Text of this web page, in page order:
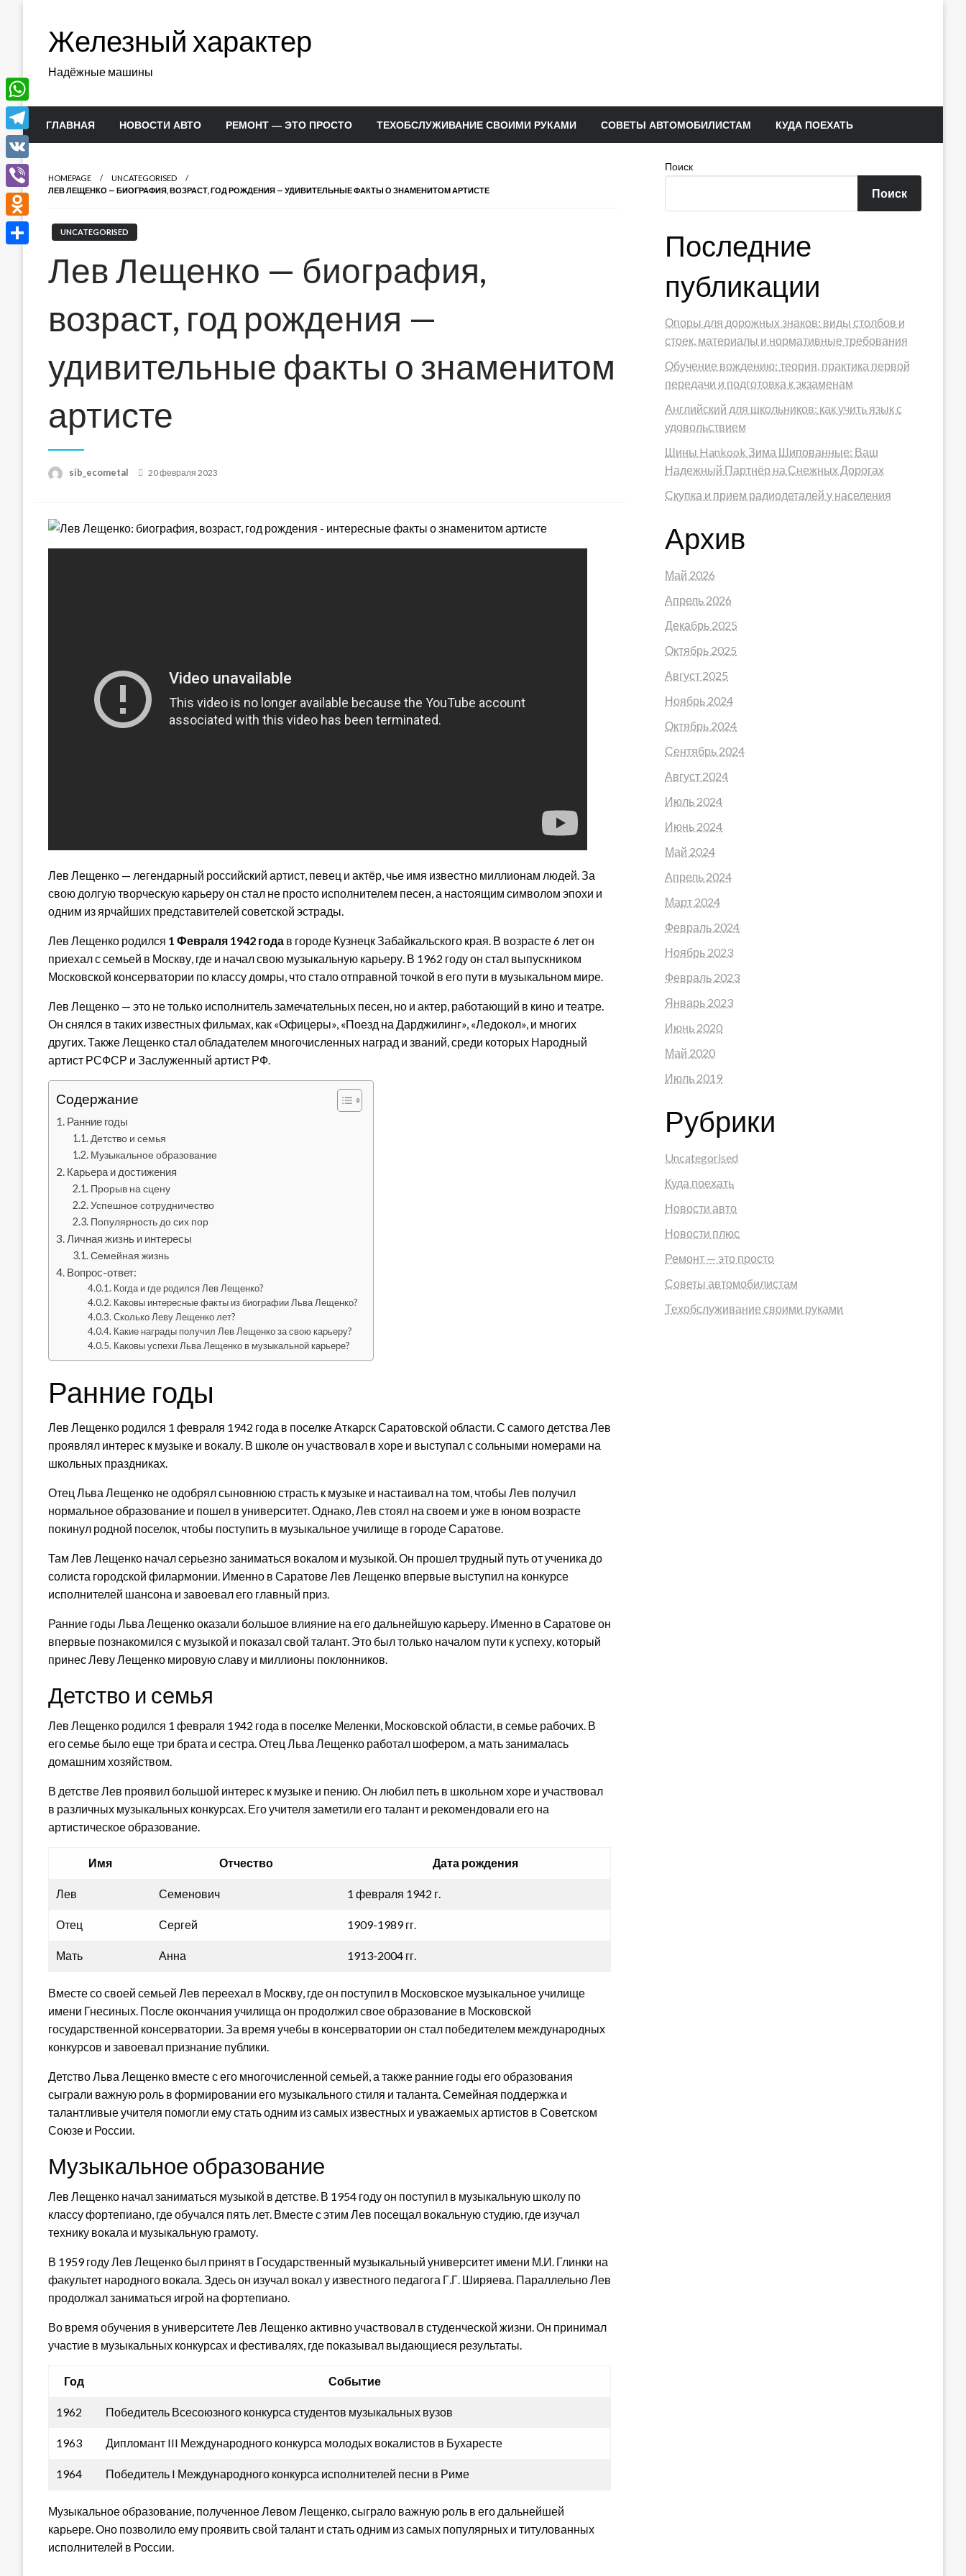
содержимомуЖелезный характер
Надёжные машины
ГЛАВНАЯ НОВОСТИ АВТО РЕМОНТ — ЭТО ПРОСТО ТЕХОБСЛУЖИВАНИЕ СВОИМИ РУКАМИ СОВЕТЫ АВТОМОБИЛИСТАМ КУДА ПОЕХАТЬ
HOMEPAGE
UNCATEGORISED
ЛЕВ ЛЕЩЕНКО — БИОГРАФИЯ, ВОЗРАСТ, ГОД РОЖДЕНИЯ — УДИВИТЕЛЬНЫЕ ФАКТЫ О ЗНАМЕНИТОМ АРТИСТЕ
UNCATEGORISED
Лев Лещенко — биография,
возраст, год рождения —
удивительные факты о знаменитом
артисте
sib_ecometal
Posted
20 февраля 2023
Лев Лещенко — легендарный российский артист, певец и актёр, чье имя известно миллионам людей. За
свою долгую творческую карьеру он стал не просто исполнителем песен, а настоящим символом эпохи и
одним из ярчайших представителей советской эстрады.
Лев Лещенко родился 1 Февраля 1942 года в городе Кузнецк Забайкальского края. В возрасте 6 лет он
приехал с семьей в Москву, где и начал свою музыкальную карьеру. В 1962 году он стал выпускником
Московской консерватории по классу домры, что стало отправной точкой в его пути в музыкальном мире.
Лев Лещенко — это не только исполнитель замечательных песен, но и актер, работающий в кино и театре.
Он снялся в таких известных фильмах, как «Офицеры», «Поезд на Дарджилинг», «Ледокол», и многих
других. Также Лещенко стал обладателем многочисленных наград и званий, среди которых Народный
артист РСФСР и Заслуженный артист РФ.
Содержание
Ранние годы
Детство и семья
Музыкальное образование
Карьера и достижения
Прорыв на сцену
Успешное сотрудничество
Популярность до сих пор
Личная жизнь и интересы
Семейная жизнь
Вопрос-ответ:
Когда и где родился Лев Лещенко?
Каковы интересные факты из биографии Льва Лещенко?
Сколько Леву Лещенко лет?
Какие награды получил Лев Лещенко за свою карьеру?
Каковы успехи Льва Лещенко в музыкальной карьере?
Ранние годы
Лев Лещенко родился 1 февраля 1942 года в поселке Аткарск Саратовской области. С самого детства Лев
проявлял интерес к музыке и вокалу. В школе он участвовал в хоре и выступал с сольными номерами на
школьных праздниках.
Отец Льва Лещенко не одобрял сыновнюю страсть к музыке и настаивал на том, чтобы Лев получил
нормальное образование и пошел в университет. Однако, Лев стоял на своем и уже в юном возрасте
покинул родной поселок, чтобы поступить в музыкальное училище в городе Саратове.
Там Лев Лещенко начал серьезно заниматься вокалом и музыкой. Он прошел трудный путь от ученика до
солиста городской филармонии. Именно в Саратове Лев Лещенко впервые выступил на конкурсе
исполнителей шансона и завоевал его главный приз.
Ранние годы Льва Лещенко оказали большое влияние на его дальнейшую карьеру. Именно в Саратове он
впервые познакомился с музыкой и показал свой талант. Это был только началом пути к успеху, который
принес Леву Лещенко мировую славу и миллионы поклонников.
Детство и семья
Лев Лещенко родился 1 февраля 1942 года в поселке Меленки, Московской области, в семье рабочих. В
его семье было еще три брата и сестра. Отец Льва Лещенко работал шофером, а мать занималась
домашним хозяйством.
В детстве Лев проявил большой интерес к музыке и пению. Он любил петь в школьном хоре и участвовал
в различных музыкальных конкурсах. Его учителя заметили его талант и рекомендовали его на
артистическое образование.
Имя Отчество Дата рождения
Лев Семенович 1 февраля 1942 г.
Отец Сергей 1909-1989 гг.
Мать Анна 1913-2004 гг.
Вместе со своей семьей Лев переехал в Москву, где он поступил в Московское музыкальное училище
имени Гнесиных. После окончания училища он продолжил свое образование в Московской
государственной консерватории. За время учебы в консерватории он стал победителем международных
конкурсов и завоевал признание публики.
Детство Льва Лещенко вместе с его многочисленной семьей, а также ранние годы его образования
сыграли важную роль в формировании его музыкального стиля и таланта. Семейная поддержка и
талантливые учителя помогли ему стать одним из самых известных и уважаемых артистов в Советском
Союзе и России.
Музыкальное образование
Лев Лещенко начал заниматься музыкой в детстве. В 1954 году он поступил в музыкальную школу по
классу фортепиано, где обучался пять лет. Вместе с этим Лев посещал вокальную студию, где изучал
технику вокала и музыкальную грамоту.
В 1959 году Лев Лещенко был принят в Государственный музыкальный университет имени М.И. Глинки на
факультет народного вокала. Здесь он изучал вокал у известного педагога Г.Г. Ширяева. Параллельно Лев
продолжал заниматься игрой на фортепиано.
Во время обучения в университете Лев Лещенко активно участвовал в студенческой жизни. Он принимал
участие в музыкальных конкурсах и фестивалях, где показывал выдающиеся результаты.
Год Событие
1962 Победитель Всесоюзного конкурса студентов музыкальных вузов
1963 Дипломант III Международного конкурса молодых вокалистов в Бухаресте
1964 Победитель I Международного конкурса исполнителей песни в Риме
Музыкальное образование, полученное Левом Лещенко, сыграло важную роль в его дальнейшей
карьере. Оно позволило ему проявить свой талант и стать одним из самых популярных и титулованных
исполнителей в России.
Поиск
Поиск
Последние
публикации
Опоры для дорожных знаков: виды столбов и
стоек, материалы и нормативные требования
Обучение вождению: теория, практика первой
передачи и подготовка к экзаменам
Английский для школьников: как учить язык с
удовольствием
Шины Hankook Зима Шипованные: Ваш
Надежный Партнёр на Снежных Дорогах
Скупка и прием радиодеталей у населения
Архив
Май 2026
Апрель 2026
Декабрь 2025
Октябрь 2025
Август 2025
Ноябрь 2024
Октябрь 2024
Сентябрь 2024
Август 2024
Июль 2024
Июнь 2024
Май 2024
Апрель 2024
Март 2024
Февраль 2024
Ноябрь 2023
Февраль 2023
Январь 2023
Июнь 2020
Май 2020
Июль 2019
Рубрики
Uncategorised
Куда поехать
Новости авто
Новости плюс
Ремонт — это просто
Советы автомобилистам
Техобслуживание своими руками
WhatsApp
Telegram
VK
Viber
Odnoklassniki